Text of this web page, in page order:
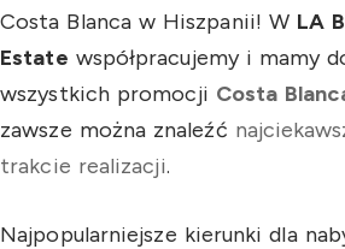
Costa Blanca w Hiszpanii! W LA
Estate współpracujemy i mamy
wszystkich promocji Costa
zawsze można znaleźć
trakcie realizacji.
Najpopularniejsze kierunki dla